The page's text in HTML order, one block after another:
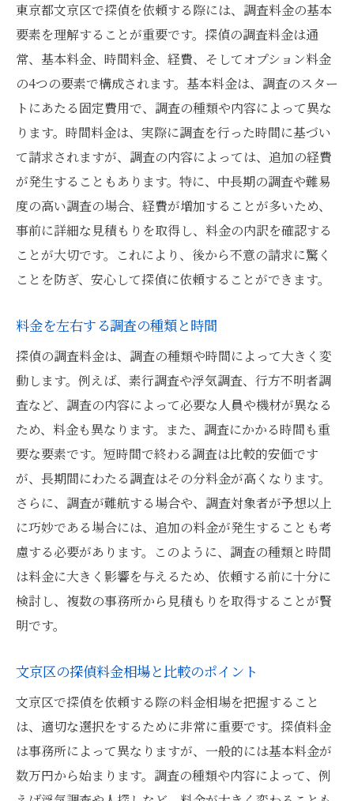
固定費用と変動費用の違い
安心して依頼できる探偵事務所の見つけ方
契約前に確認すべき料金の明細
追加料金発生時の対応策
料金に含まれるサービス内容の確認
東京都文京区での探偵料金の見積もり方法とそ
の重要性
正確な見積もりを得るためのステップ
見積もり依頼時のポイントと注意点
複数の見積もりを比較するメリット
見積もりに含まれる隠れた費用の確認
見積もり金額の妥当性を判断する方法
調査料金の透明性が高い探偵事務所を見極める
ポイント
料金透明性を確認するための質問リスト
口コミを活用した透明性の見分け方
契約前に確認すべき料金の詳細
料金体系の透明性を示す具体例
料金トラブルを防ぐための契約書の確認
探偵事務所選びで重視すべき透明性の基準
文京区の探偵依頼で注意すべき追加料金とその
対策
事前に確認すべき追加料金の内容
追加料金を避けるための交渉ポイント
契約前に明示されるべき追加料金
追加料金に関するトラブル事例と防止策
透明性の高い料金契約を結ぶためのステッ
東京都文京区で探偵を依頼する際には、調査料金の基本
要素を理解することが重要です。探偵の調査料金は通
常、基本料金、時間料金、経費、そしてオプション料金
の4つの要素で構成されます。基本料金は、調査のスター
トにあたる固定費用で、調査の種類や内容によって異な
ります。時間料金は、実際に調査を行った時間に基づい
て請求されますが、調査の内容によっては、追加の経費
が発生することもあります。特に、中長期の調査や難易
度の高い調査の場合、経費が増加することが多いため、
事前に詳細な見積もりを取得し、料金の内訳を確認する
ことが大切です。これにより、後から不意の請求に驚く
ことを防ぎ、安心して探偵に依頼することができます。
料金を左右する調査の種類と時間
探偵の調査料金は、調査の種類や時間によって大きく変
動します。例えば、素行調査や浮気調査、行方不明者調
査など、調査の内容によって必要な人員や機材が異なる
ため、料金も異なります。また、調査にかかる時間も重
要な要素です。短時間で終わる調査は比較的安価です
が、長期間にわたる調査はその分料金が高くなります。
さらに、調査が難航する場合や、調査対象者が予想以上
に巧妙である場合には、追加の料金が発生することも考
慮する必要があります。このように、調査の種類と時間
は料金に大きく影響を与えるため、依頼する前に十分に
検討し、複数の事務所から見積もりを取得することが賢
明です。
文京区の探偵料金相場と比較のポイント
文京区で探偵を依頼する際の料金相場を把握すること
は、適切な選択をするために非常に重要です。探偵料金
は事務所によって異なりますが、一般的には基本料金が
数万円から始まります。調査の種類や内容によって、例